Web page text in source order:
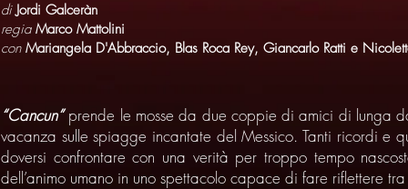
diJordi Galceràn
regia Marco Mattolini
con Mariangela D'Abbraccio, Blas Roca Rey, Giancarlo Ratti e
“Cancun”prende le mosse da due coppie di amici di lunga
vacanza sulle spiagge incantate del Messico. Tanti ricordi
doversi confrontare con una verità per troppo tempo
dell’animo umano in uno spettacolo capace di fare riflettere